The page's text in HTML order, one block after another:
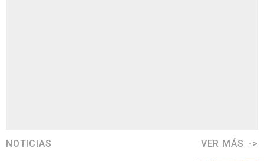
NOTICIAS VER MÁS